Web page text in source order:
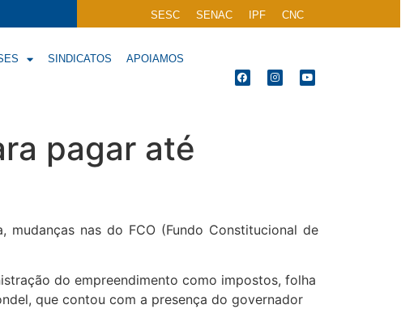
SESC SENAC IPF CNC
SINDICATOS APOIAMOS
pagar até
nas do FCO (Fundo Constitucional de
do empreendimento como impostos, folha
que contou com a presença do governador